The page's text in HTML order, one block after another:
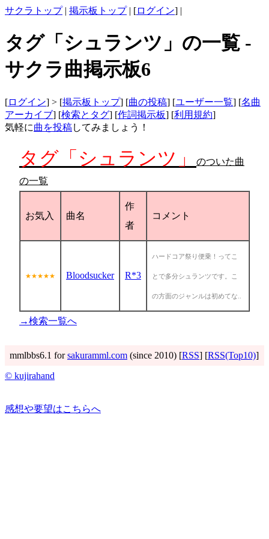
サクラトップ| 掲示板トップ| [ログイン] |
タグ「シュランツ」の一覧 -
サクラ曲掲示板6
[ログイン] > [掲示板トップ] [曲の投稿] [ユーザー一覧] [名曲
アーカイブ] [検索とタグ] [作詞掲示板] [利用規約]
気軽に曲を投稿してみましょう！
タグ「シュランツ」
のついた曲
の一覧
お気入 曲名
作
者
コメント
★★★★★ Bloodsucker R*3
ハードコア祭り便乗！ってこ
とで多分シュランツです。こ
の方面のジャンルは初めてな..
→検索一覧へ
mmlbbs6.1 forsakuramml.com (since 2010) [RSS] [RSS(Top10)]
© kujirahand
感想や要望はこちらへ